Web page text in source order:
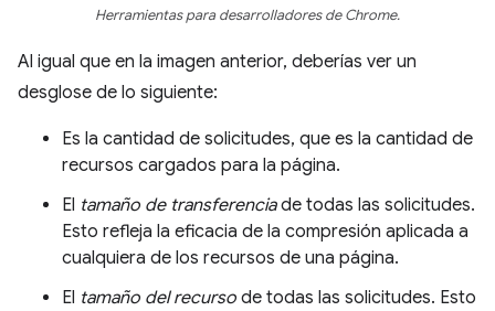
Herramientas para desarrolladores de Chrome.
Al igual que en la imagen anterior, deberías ver un
desglose de lo siguiente:
Es la cantidad de solicitudes, que es la cantidad de
recursos cargados para la página.
El tamaño de transferenciade todas las solicitudes.
Esto refleja la eficacia de la compresión aplicada a
cualquiera de los recursos de una página.
El tamaño del recurso de todas las solicitudes. Esto